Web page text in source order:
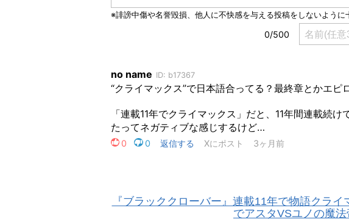
『ブラッククローバー』連載11年で物語クラ
でアスタVSユノの魔